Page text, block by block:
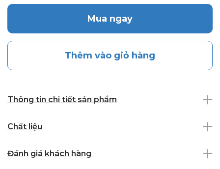
Mua ngay
Thêm vào giỏ hàng
Thông tin chi tiết sản phẩm
Chất liệu
Đánh giá khách hàng